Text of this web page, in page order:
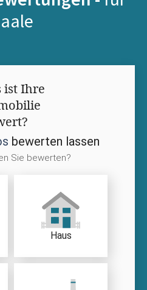
ist Ihre
bewerten lassen
Sie bewerten?
Haus